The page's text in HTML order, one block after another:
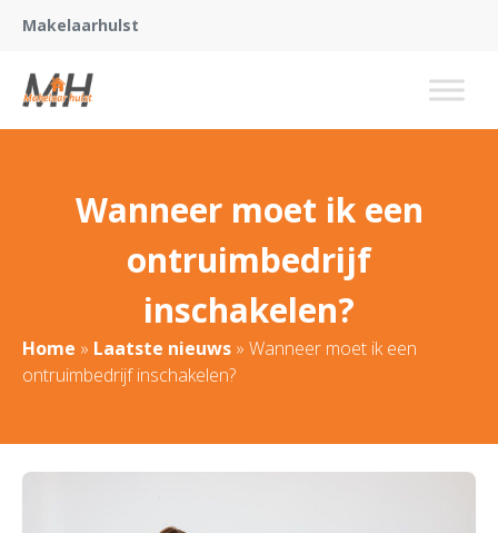
Makelaarhulst
Wanneer moet ik een
ontruimbedrijf
inschakelen?
Home » Laatste nieuws » Wanneer moet ik een
ontruimbedrijf inschakelen?